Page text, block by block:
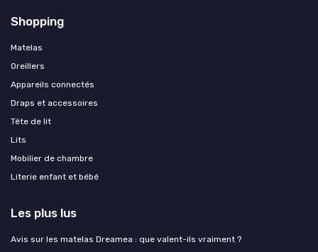
Shopping
Matelas
Oreillers
Appareils connectés
Draps et accessoires
Tête de lit
Lits
Mobilier de chambre
Literie enfant et bébé
Les plus lus
Avis sur les matelas Dreamea : que valent-ils vraiment ?